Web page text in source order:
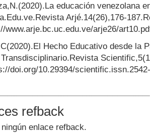
educación venezolana
Arjé.14(26),176-
www.arje.bc.uc.edu.ve/arje26/
Hecho Educativo desde la
doi.org/10.29394/
refback
enlace refback.